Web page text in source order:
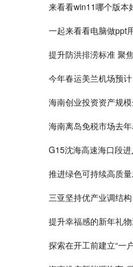
来看看win11哪个版本
一起来看看电脑做ppt
提升防洪排涝标准 聚
今年春运美兰机场预
海南创业投资资产规
海南离岛免税市场去
G15沈海高速海口段
推进绿色可持续高质
三亚坚持优产业调结
提升幸福感的新年礼
探索在开工前建立“一